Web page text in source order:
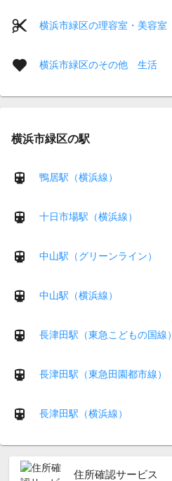
横浜市緑区の理容室・美容室
横浜市緑区のその他 生活
横浜市緑区の駅
鴨居駅（横浜線）
十日市場駅（横浜線）
中山駅（グリーンライン）
中山駅（横浜線）
長津田駅（東急こどもの国線）
長津田駅（東急田園都市線）
長津田駅（横浜線）
住所確認サービス